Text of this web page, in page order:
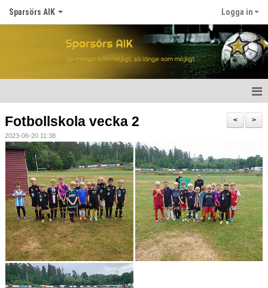
Sparsörs AIK Logga in
Nyheter
Om SAIK
Våra lag
Kalender
Matcher
För spelare/barn
>
<
Fotbollskola vecka 2
2023-06-20 11:38